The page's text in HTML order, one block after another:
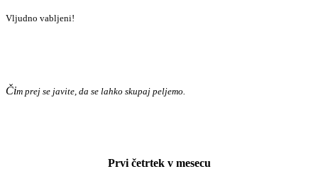
Vljudno vabljeni!
Čim prej se javite, da se lahko skupaj peljemo.
Prvi četrtek v mesecu